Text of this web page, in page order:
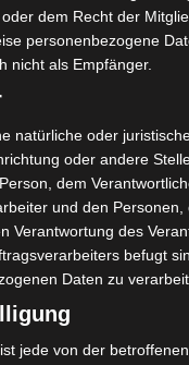
(94)
(112)
dem Recht der
personenbezogene
nicht als Empfänger.
natürliche oder
oder andere
dem
und den Personen,
Verantwortung des
befugt
Daten zu
jede von der